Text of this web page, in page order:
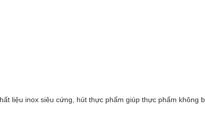
liệu inox siêu cứng, hút thực phẩm giúp thực phẩm không